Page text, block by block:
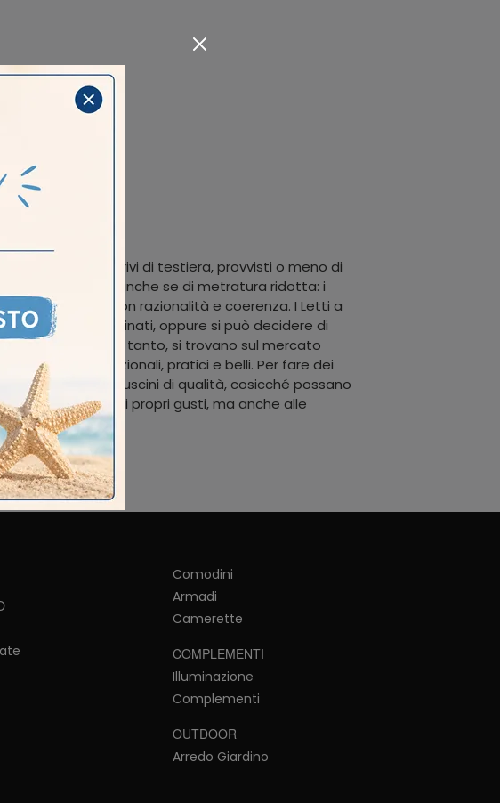
completi che privi di testiera, provvisti o meno di
intimo di casa, anche se di metratura ridotta: i
gli spazi con razionalità e coerenza. I Letti a
coordinati, oppure si può decidere di
non è tanto, si trovano sul mercato
arredi plurifunzionali, pratici e belli. Per fare dei
le lenzuola e i cuscini di qualità, cosicché possano
abitudini e ai propri gusti, ma anche alle
bella.
Comodini
Armadi
Camerette
COMPLEMENTI
Illuminazione
Complementi
OUTDOOR
Arredo Giardino